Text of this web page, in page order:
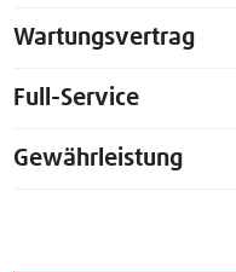
Wartungsvertrag
Full-Service
Gewährleistung